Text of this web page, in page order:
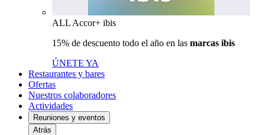
ALL Accor+ ibis
15% de descuento todo el año en las marcas ibis
ÚNETE YA
Restaurantes y bares
Ofertas
Nuestros colaboradores
Actividades
Reuniones y eventos
Atrás